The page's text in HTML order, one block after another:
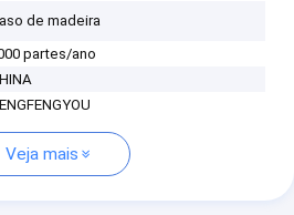
de madeira
partes/ano
Veja mais